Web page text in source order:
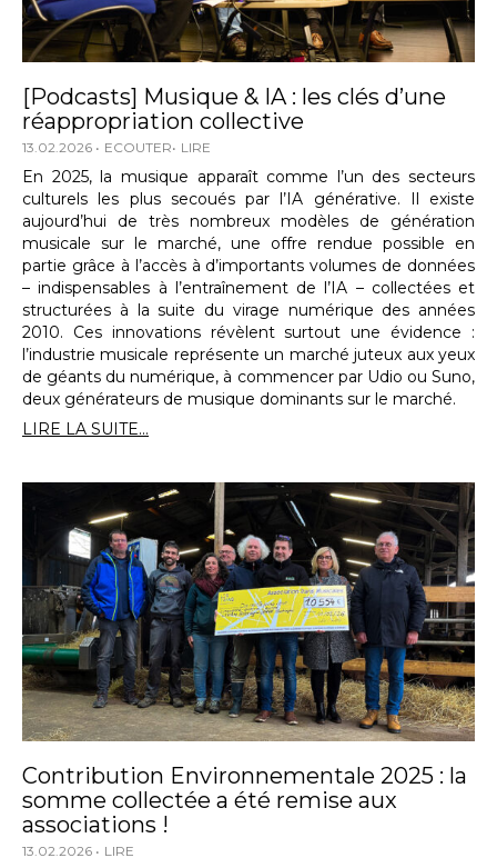
[Podcasts] Musique & IA : les clés d’une
réappropriation collective
13.02.2026 ECOUTER LIRE
En 2025, la musique apparaît comme l’un des secteurs
culturels les plus secoués par l’IA générative. Il existe
aujourd’hui de très nombreux modèles de génération
musicale sur le marché, une offre rendue possible en
partie grâce à l’accès à d’importants volumes de données
– indispensables à l’entraînement de l’IA – collectées et
structurées à la suite du virage numérique des années
2010. Ces innovations révèlent surtout une évidence :
l’industrie musicale représente un marché juteux aux yeux
de géants du numérique, à commencer par Udio ou Suno,
deux générateurs de musique dominants sur le marché.
LIRE LA SUITE...
Contribution Environnementale 2025 : la
somme collectée a été remise aux
associations !
13.02.2026 LIRE